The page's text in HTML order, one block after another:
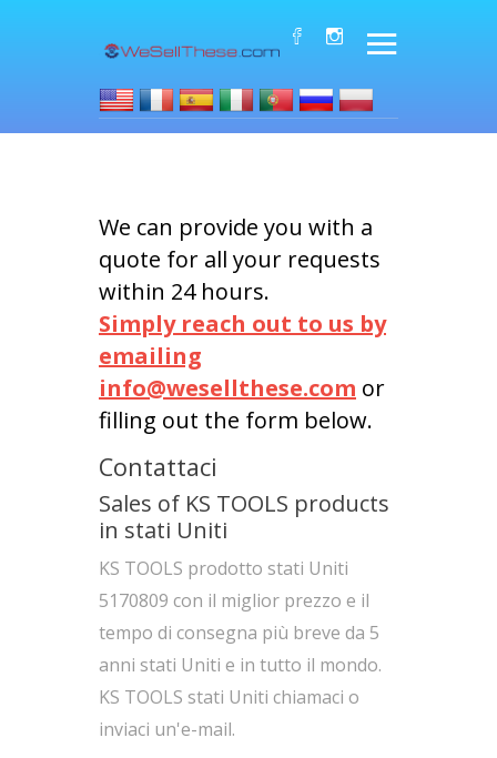
We can provide you with a
quote for all your requests
within 24 hours.
Simply reach out to us by
emailing
info@wesellthese.com or
filling out the form below.
Contattaci
Sales of KS TOOLS products
in stati Uniti
KS TOOLS prodotto stati Uniti
5170809 con il miglior prezzo e il
tempo di consegna più breve da 5
anni stati Uniti e in tutto il mondo.
KS TOOLS stati Uniti chiamaci o
inviaci un'e-mail.